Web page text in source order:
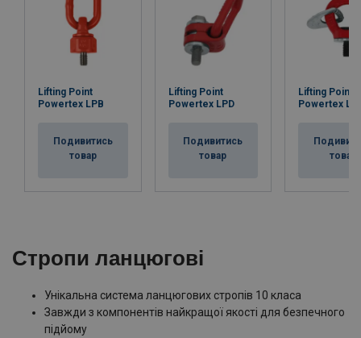
Lifting Point
Powertex LPB
Подивитись
товар
Lifting Point
Powertex LPD
Подивитись
товар
Lifting Point
Powertex
товар
Стропи ланцюгові
Унікальна система ланцюгових стропів 10 класа
Завжди з компонентів найкращої якості для безпечного
підйому